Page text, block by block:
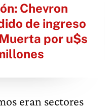
Chevron
de ingreso
por u$s
eran sectores